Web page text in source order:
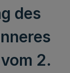
des
2.